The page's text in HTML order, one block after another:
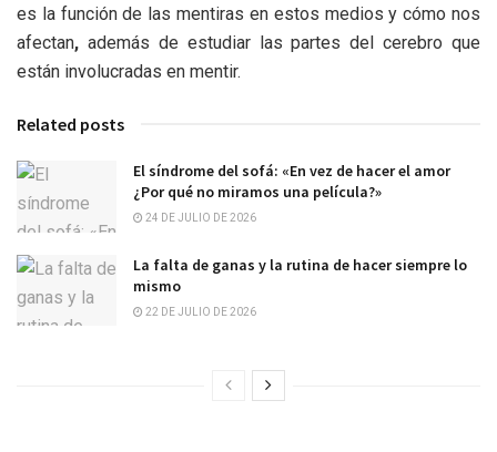
es la función de las mentiras en estos medios y cómo nos
afectan, además de estudiar las partes del cerebro que
están involucradas en mentir.
Related posts
El síndrome del sofá: «En vez de hacer el amor
¿Por qué no miramos una película?»
24 DE JULIO DE 2026
La falta de ganas y la rutina de hacer siempre lo
mismo
22 DE JULIO DE 2026